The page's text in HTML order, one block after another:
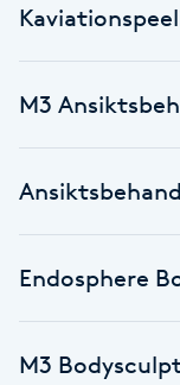
BIAB
Blowout
Brynformning
Brynfärgning
Brynplockning
M3
Endosphere
M3